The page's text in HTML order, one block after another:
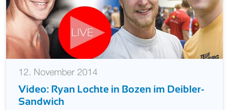
12. November 2014
Video: Ryan Lochte in Bozen im Deibler-
Sandwich